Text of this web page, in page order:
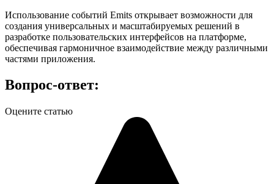
Использование событий Emits открывает возможности для
создания универсальных и масштабируемых решений в
разработке пользовательских интерфейсов на платформе,
обеспечивая гармоничное взаимодействие между различными
частями приложения.
Вопрос-ответ:
Оцените статью